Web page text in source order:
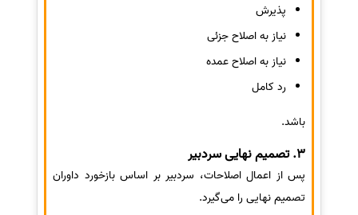
پذیرش
نیاز به اصلاح جزئی
نیاز به اصلاح عمده
رد کامل
باشد.
3. تصمیم نهایی سردبیر
پس از اعمال اصلاحات، سردبیر بر اساس بازخورد داوران
تصمیم نهایی را می‌گیرد.